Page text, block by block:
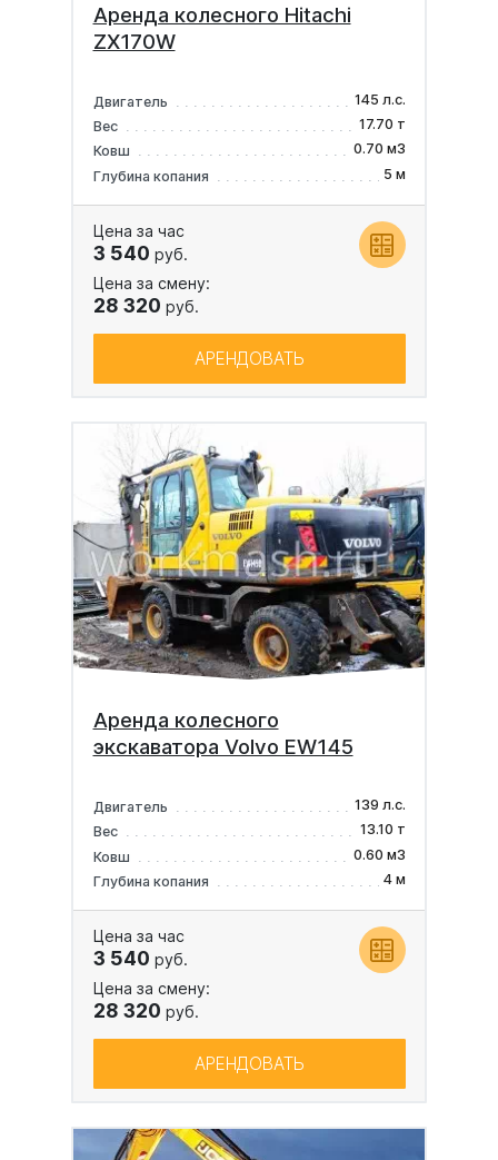
Аренда колесного Hitachi
ZX170W
Двигатель
145 л.с.
Вес
17.70 т
Ковш
0.70 м3
Глубина копания
5 м
Цена за час
3 540 руб.
Цена за смену:
28 320 руб.
АРЕНДОВАТЬ
Аренда колесного
экскаватора Volvo EW145
Двигатель
139 л.с.
Вес
13.10 т
Ковш
0.60 м3
Глубина копания
4 м
Цена за час
3 540 руб.
Цена за смену:
28 320 руб.
АРЕНДОВАТЬ